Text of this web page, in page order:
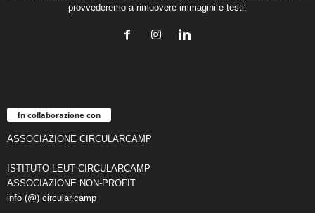
provvederemo a rimuovere immagini e testi.
In collaborazione con
ASSOCIAZIONE CIRCULARCAMP
ISTITUTO LEUT CIRCULARCAMP
ASSOCIAZIONE NON-PROFIT
info (@) circular.camp